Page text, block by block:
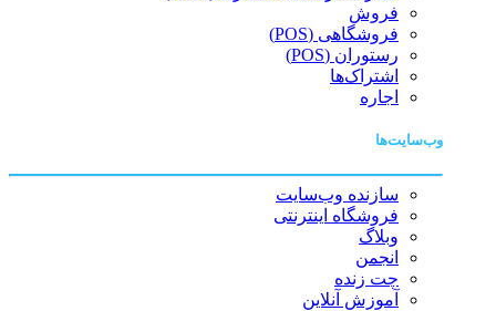
فروش
فروشگاهی (POS)
رستوران (POS)
اشتراک‌ها
اجاره
وب‌سایت‌ها
سازنده وب‌سایت
فروشگاه اینترنتی
وبلاگ
انجمن
چت زنده
آموزش آنلاین